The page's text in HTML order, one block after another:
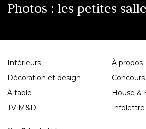
Photos : les petites
Intérieurs
Décoration et design
À table
TV M&D
À propos
Concours
House &
Infolettre